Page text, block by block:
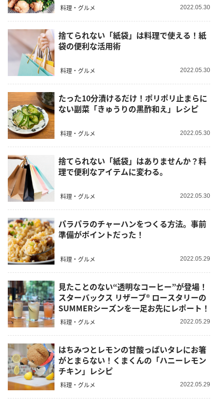
料理・グルメ 2022.05.30
捨てられない「紙袋」は料理で使える！紙
袋の便利な活用術
料理・グルメ 2022.05.30
たった10分漬けるだけ！ポリポリ止まらに
ない副菜「きゅうりの黒酢和え」レシピ
料理・グルメ 2022.05.30
捨てられない「紙袋」はありませんか？料
理で便利なアイテムに変わる。
料理・グルメ 2022.05.30
パラパラのチャーハンをつくる方法。事前
準備がポイントだった！
料理・グルメ 2022.05.29
見たことのない“透明なコーヒー”が登場！
スターバックス リザーブ® ロースタリーの
SUMMERシーズンを一足お先にレポート！
料理・グルメ 2022.05.29
はちみつとレモンの甘酸っぱいタレにお箸
がとまらない！くまくんの「ハニーレモン
チキン」レシピ
料理・グルメ 2022.05.29